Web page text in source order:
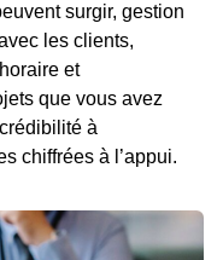
surgir, gestion
les clients,
et
que vous avez
à
chiffrées à l’appui.